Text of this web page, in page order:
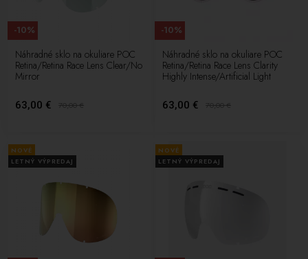
Náhradné sklo na okuliare POC
Retina/Retina Race Lens Clear/No
Mirror
63,00 € 70,00€
-10%
Náhradné sklo na okuliare POC
Retina/Retina Race Lens Clarity
Highly Intense/Artificial Light
63,00 € 70,00€
-10%
NOVÉ
LETNÝ VÝPREDAJ
NOVÉ
LETNÝ VÝPREDAJ